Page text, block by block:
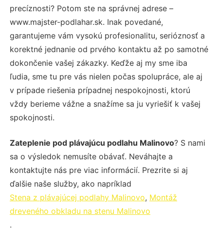
precíznosti? Potom ste na správnej adrese –
www.majster-podlahar.sk. Inak povedané,
garantujeme vám vysokú profesionalitu, serióznosť a
korektné jednanie od prvého kontaktu až po samotné
dokončenie vašej zákazky. Keďže aj my sme iba
ľudia, sme tu pre vás nielen počas spolupráce, ale aj
v prípade riešenia prípadnej nespokojnosti, ktorú
vždy berieme vážne a snažíme sa ju vyriešiť k vašej
spokojnosti.
Zateplenie pod plávajúcu podlahu Malinovo? S nami
sa o výsledok nemusíte obávať. Neváhajte a
kontaktujte nás pre viac informácií. Prezrite si aj
ďalšie naše služby, ako napríklad
Stena z plávajúcej podlahy Malinovo, Montáž
dreveného obkladu na stenu Malinovo
.